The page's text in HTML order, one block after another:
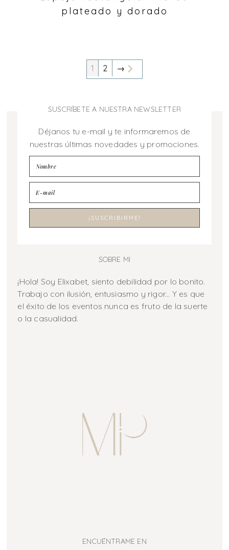
plateado y dorado
1 2 →
SUSCRÍBETE A NUESTRA NEWSLETTER
Déjanos tu e-mail y te informaremos de
nuestras últimas novedades y promociones.
SOBRE MI
¡Hola! Soy Elixabet, siento debilidad por lo bonito.
Trabajo con ilusión, entusiasmo y rigor... Y es que
el éxito de los eventos nunca es fruto de la suerte
o la casualidad.
ENCUÉNTRAME EN